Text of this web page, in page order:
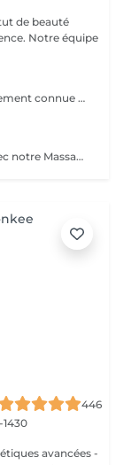
de beauté
Cette méthode venue du Brésil est principalement connue pour son massage lymphatique manuel drainant mais ce compose en réalité de 3 techniques différentes ! En effet la méthode Renata Franca, est une méthode revisité du drainage lymphatique traditionnel. La méthode devient une version plus tonique et plus ciblée du drainage lymphatique connu et pratiqué jusqu'à ce jour. Grâce à ces gestes toniques et fermes, ces pompages réguliers et un rythme plus rapide, il semblerait que la méthode Renata Franca permette d'obtenir des résultats plus rapides et visuellement impressionnants.
Plongez dans l'art millénaire du bien-être avec notre Massage Oriental. Cette expérience vous transporte vers des contrées lointaines, alliant des techniques de massage traditionnelles à des parfums envoûtants. Laissez-vous envelopper par des mouvements doux et apaisants qui éveillent vos sens tout en relâchant les tensions. Découvrez l'harmonie du corps et de l'esprit dans une atmosphère exotique. Réservez votre voyage vers la sérénité aujourd'hui.
446
avancées -